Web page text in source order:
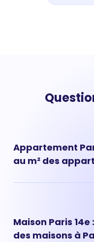
Appartement
au m² des
Maison Paris
des maisons à